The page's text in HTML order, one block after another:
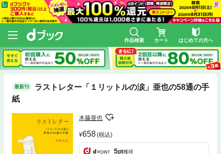
作品検索 カート はじめての方へ
最新刊
ラストレター「１リットルの涙」亜也の58通の手
紙
木藤亜也
658(税込)
5pt獲得